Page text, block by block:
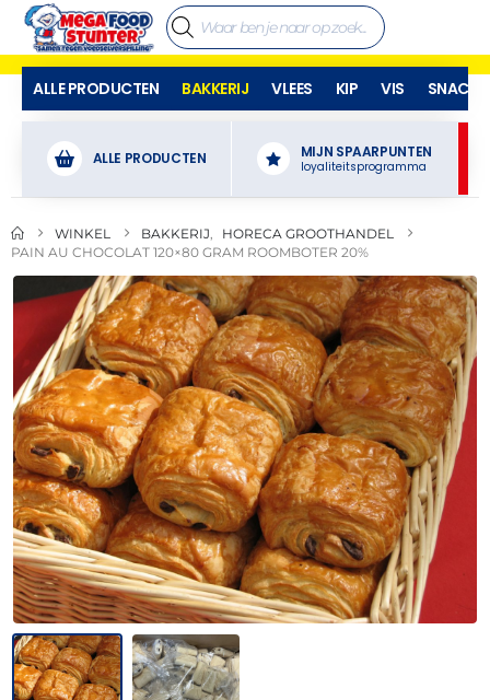
ALLE PRODUCTEN BAKKERIJ VLEES KIP VIS SNACKS
ALLE PRODUCTEN MIJN SPAARPUNTEN
loyaliteitsprogramma
WINKEL BAKKERIJ
HORECA GROOTHANDEL
PAIN AU CHOCOLAT 120×80 GRAM ROOMBOTER 20%